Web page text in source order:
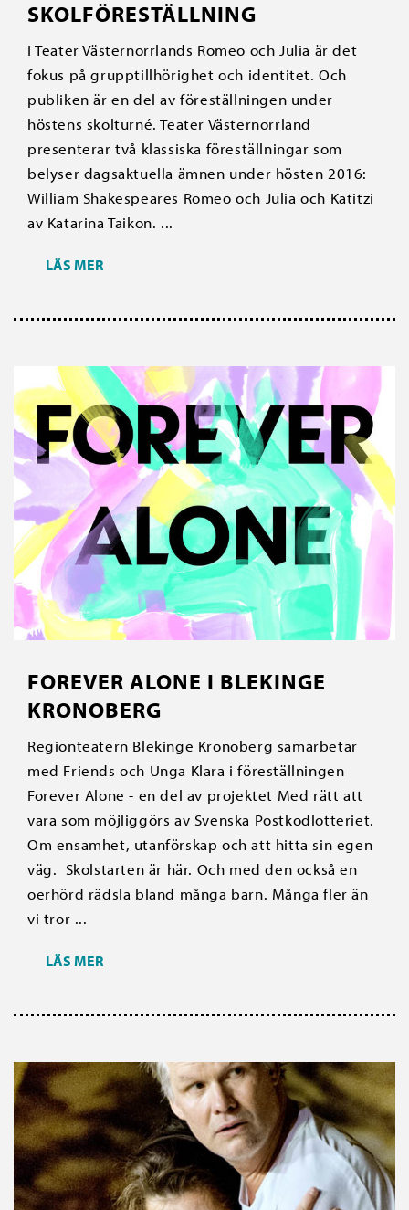
SKOLFÖRESTÄLLNING
I Teater Västernorrlands Romeo och Julia är det
fokus på grupptillhörighet och identitet. Och
publiken är en del av föreställningen under
höstens skolturné. Teater Västernorrland
presenterar två klassiska föreställningar som
belyser dagsaktuella ämnen under hösten 2016:
William Shakespeares Romeo och Julia och Katitzi
av Katarina Taikon. ...
LÄS MER
FOREVER ALONE I BLEKINGE
KRONOBERG
Regionteatern Blekinge Kronoberg samarbetar
med Friends och Unga Klara i föreställningen
Forever Alone - en del av projektet Med rätt att
vara som möjliggörs av Svenska Postkodlotteriet.
Om ensamhet, utanförskap och att hitta sin egen
väg. Skolstarten är här. Och med den också en
oerhörd rädsla bland många barn. Många fler än
vi tror ...
LÄS MER